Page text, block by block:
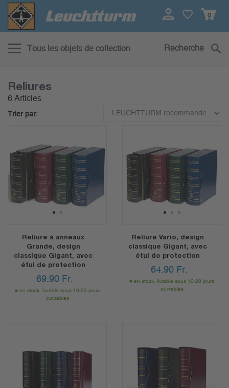
0
Tous les objets de collection Recherche
Reliures
6 Articles
Trier par:
1 2
Reliure à anneaux
Grande, design
classique Gigant, avec
étui de protection
69.90 Fr.
en stock, livrable sous 10-20 jours
ouvrables
1 2 3
Reliure Vario, design
classique Gigant, avec
étui de protection
64.90 Fr.
en stock, livrable sous 10-20 jours
ouvrables